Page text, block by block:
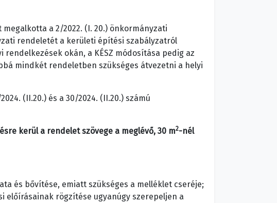
a 2/2022. (I. 20.) önkormányzati
rendeletét a kerületi építési szabályzatról
okán, a KÉSZ módosítása pedig az
mindkét rendeletben szükséges átvezetni a helyi
(II.20.) és a 30/2024. (II.20.) számú
kerül a rendelet szövege a meglévő, 30 m2-nél
és bővítése, emiatt szükséges a melléklet cseréje;
előírásainak rögzítése ugyanúgy szerepeljen a